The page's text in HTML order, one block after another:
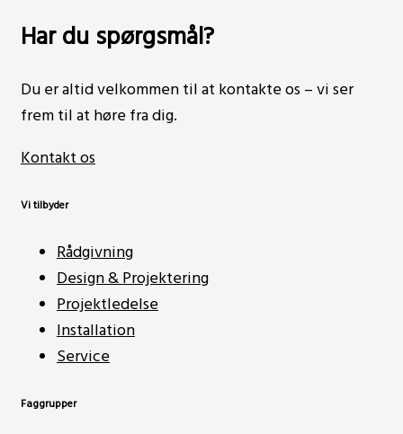
Har du spørgsmål?
Du er altid velkommen til at kontakte os – vi ser
frem til at høre fra dig.
Kontakt os
Vi tilbyder
Rådgivning
Design & Projektering
Projektledelse
Installation
Service
Faggrupper